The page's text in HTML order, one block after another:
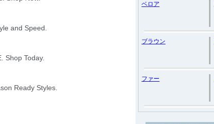
ベロア
ブラウン
ファー